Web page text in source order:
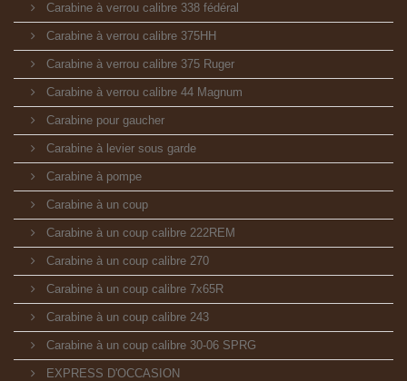
Carabine à verrou calibre 338 fédéral
Carabine à verrou calibre 375HH
Carabine à verrou calibre 375 Ruger
Carabine à verrou calibre 44 Magnum
Carabine pour gaucher
Carabine à levier sous garde
Carabine à pompe
Carabine à un coup
Carabine à un coup calibre 222REM
Carabine à un coup calibre 270
Carabine à un coup calibre 7x65R
Carabine à un coup calibre 243
Carabine à un coup calibre 30-06 SPRG
EXPRESS D'OCCASION